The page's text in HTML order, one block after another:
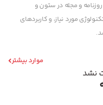
و مجله در ستون و
مورد نیاز، و کاربردهای
موارد بیشتر
نشد